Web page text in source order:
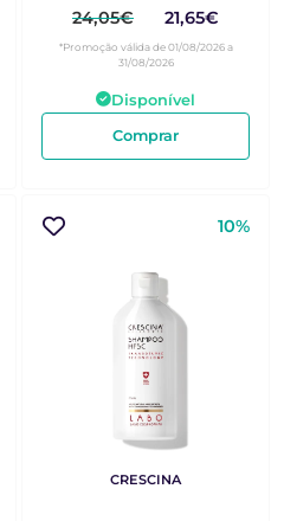
400ML
24,05€ 21,65€
*Promoção válida de 01/08/2026 a
31/08/2026
Disponível
Comprar
10%
CRESCINA